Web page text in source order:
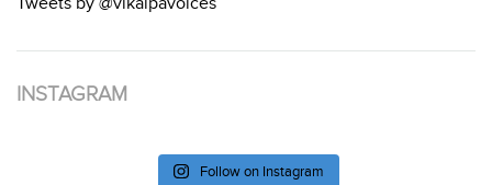
INSTAGRAM
Follow on Instagram